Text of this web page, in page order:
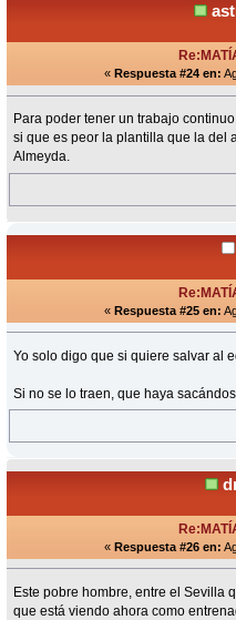
« Respuesta #24 en:
Para poder tener un trabajo
si que es peor la plantilla que la del
Almeyda.
« Respuesta #25 en:
Yo solo digo que si quiere salvar al
Si no se lo traen, que haya
« Respuesta #26 en:
Este pobre hombre, entre el Sevilla
que está viendo ahora como